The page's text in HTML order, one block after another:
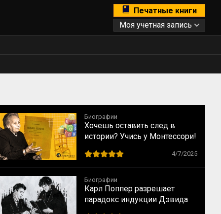
Печатные книги
Моя учетная запись
Биографии
Хочешь оставить след в
истории? Учись у Монтессори!
наследие
4/7/2025
Биографии
Карл Поппер разрешает
парадокс индукции Дэвида